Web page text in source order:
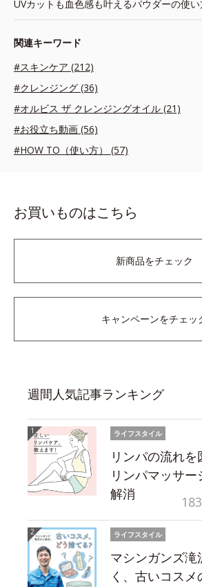
UVカットも血色感も叶えるパウダーの使い
関連キーワード
#スキンケア (212)
#クレンジング (36)
#オルビス ザ クレンジングオイル (21)
#お役立ち動画 (56)
#HOW TO（使い方） (57)
お買いものはこちら
新商品をチェック
キャンペーンをチェッ
週間人気記事ランキング
ライフスタイル
リンパの流れ
リンパマッサ
解消
ライフスタイル
マシンガンズ滝
く、古いコスメ